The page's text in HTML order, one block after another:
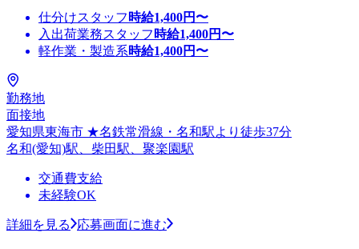
仕分けスタッフ 時給1,400円〜
入出荷業務スタッフ 時給1,400円〜
軽作業・製造系時給1,400円〜
勤務地
面接地
愛知県東海市 ★名鉄常滑線・名和駅より徒歩37分
名和(愛知)駅、柴田駅、聚楽園駅
交通費支給
未経験OK
詳細を見る 応募画面に進む